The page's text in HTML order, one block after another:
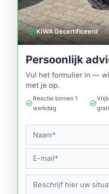
verifiedKIWA Gecertificeerd
Persoonlijk
Vul het formulier in —
met je op.
check_circle
Reactie binnen 1
werkdag
check_circle